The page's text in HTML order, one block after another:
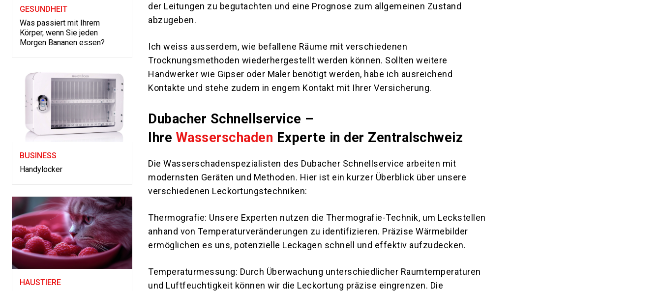
GESUNDHEIT
Was passiert mit Ihrem
Körper, wenn Sie jeden
Morgen Bananen essen?
BUSINESS
Handylocker
HAUSTIERE
der Leitungen zu begutachten und eine Prognose zum allgemeinen Zustand
abzugeben.
Ich weiss ausserdem, wie befallene Räume mit verschiedenen
Trocknungsmethoden wiederhergestellt werden können. Sollten weitere
Handwerker wie Gipser oder Maler benötigt werden, habe ich ausreichend
Kontakte und stehe zudem in engem Kontakt mit Ihrer Versicherung.
Dubacher Schnellservice –
Ihre Wasserschaden Experte in der Zentralschweiz
Die Wasserschadenspezialisten des Dubacher Schnellservice arbeiten mit
modernsten Geräten und Methoden. Hier ist ein kurzer Überblick über unsere
verschiedenen Leckortungstechniken:
Thermografie: Unsere Experten nutzen die Thermografie-Technik, um Leckstellen
anhand von Temperaturveränderungen zu identifizieren. Präzise Wärmebilder
ermöglichen es uns, potenzielle Leckagen schnell und effektiv aufzudecken.
Temperaturmessung: Durch Überwachung unterschiedlicher Raumtemperaturen
und Luftfeuchtigkeit können wir die Leckortung präzise eingrenzen. Die